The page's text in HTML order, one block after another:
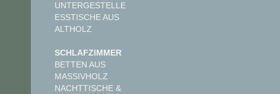
UNTERGESTELLE
ESSTISCHE AUS
ALTHOLZ
SCHLAFZIMMER
BETTEN AUS
MASSIVHOLZ
NACHTTISCHE &